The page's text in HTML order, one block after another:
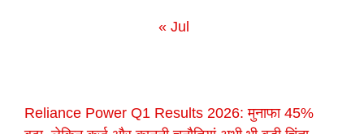
« Jul
Reliance Power Q1 Results 2026: मुनाफा 45%